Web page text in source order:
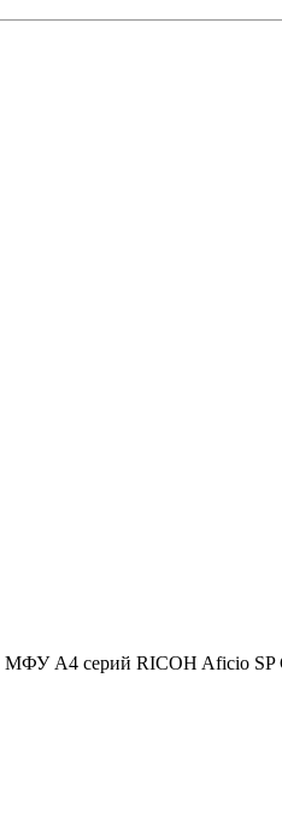
A4 серий RICOH Aficio